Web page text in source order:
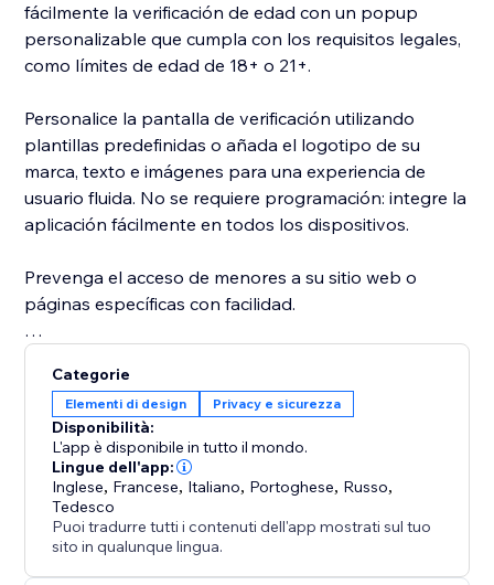
fácilmente la verificación de edad con un popup
personalizable que cumpla con los requisitos legales,
como límites de edad de 18+ o 21+.
Personalice la pantalla de verificación utilizando
plantillas predefinidas o añada el logotipo de su
marca, texto e imágenes para una experiencia de
usuario fluida. No se requiere programación: integre la
aplicación fácilmente en todos los dispositivos.
Prevenga el acceso de menores a su sitio web o
páginas específicas con facilidad.
por usted, asegurando que su negocio permanezca
seguro, cumpliendo con las normativas y sin
complicaciones.
Categorie
Elementi di design Privacy e sicurezza
Disponibilità:
L'app è disponibile in tutto il mondo.
Lingue dell'app:
Inglese, Francese, Italiano, Portoghese, Russo,
Tedesco
Puoi tradurre tutti i contenuti dell'app mostrati sul tuo
sito in qualunque lingua.